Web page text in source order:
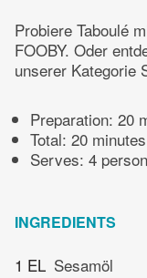
Probiere Taboulé
FOOBY. Oder
unserer Kategorie
Preparation: 20
Total: 20 minutes
Serves: 4
INGREDIENTS
1 EL Sesamöl